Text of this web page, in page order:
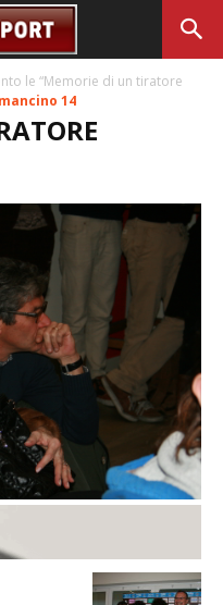
le “Memorie di un tiratore
14